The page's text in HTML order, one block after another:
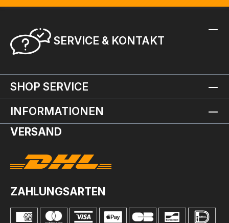
SERVICE & KONTAKT
SHOP SERVICE
INFORMATIONEN
VERSAND
ZAHLUNGSARTEN